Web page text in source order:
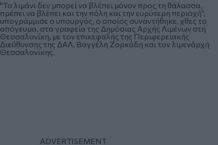
"Το λιμάνι δεν μπορεί να βλέπει μόνον προς τη θάλασσα,
πρέπει να βλέπει και την πόλη και την ευρύτερη περιοχή",
υπογράμμισε ο υπουργός, ο οποίος συναντήθηκε, χθες το
απόγευμα, στα γραφεία της Δημόσιας Αρχής Λιμένων στη
Θεσσαλονίκη, με τον επικεφαλής της Περιφερειακής
Διεύθυνσης της ΔΑΛ, Βαγγέλη Ζορκάδη και τον λιμενάρχη
Θεσσαλονίκης.